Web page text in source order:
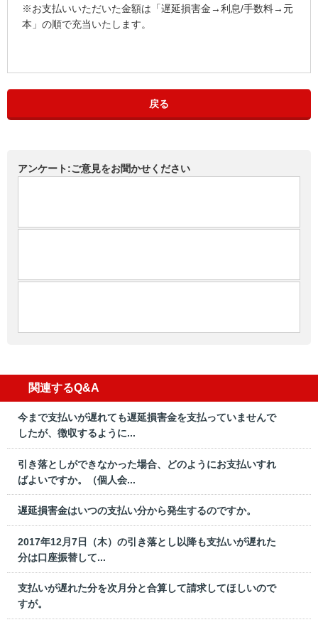
※お支払いいただいた金額は「遅延損害金→利息/手数料→元
本」の順で充当いたします。
戻る
アンケート:ご意見をお聞かせください
関連するQ&A
今まで支払いが遅れても遅延損害金を支払っていませんで
したが、徴収するように...
引き落としができなかった場合、どのようにお支払いすれ
ばよいですか。（個人会...
遅延損害金はいつの支払い分から発生するのですか。
2017年12月7日（木）の引き落とし以降も支払いが遅れた
分は口座振替して...
支払いが遅れた分を次月分と合算して請求してほしいので
すが。